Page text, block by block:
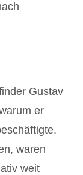
Gustav
er
waren
weit